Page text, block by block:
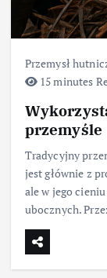
Przemysł
15 minutes
przemyśle
Tradycyjny
jest głównie z
ale w jego
ubocznych.